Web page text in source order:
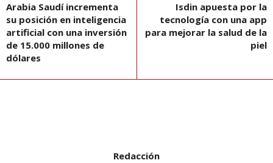
Arabia Saudí incrementa
su posición en inteligencia
artificial con una inversión
de 15.000 millones de
dólares
Isdin apuesta por la
tecnología con una app
para mejorar la salud de la
piel
Redacción